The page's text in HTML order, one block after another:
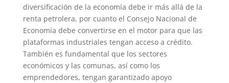
diversificación de la economía debe ir más allá de la
renta petrolera, por cuanto el Consejo Nacional de
Economía debe convertirse en el motor para que las
plataformas industriales tengan acceso a crédito.
También es fundamental que los sectores
económicos y las comunas, así como los
emprendedores, tengan garantizado apoyo